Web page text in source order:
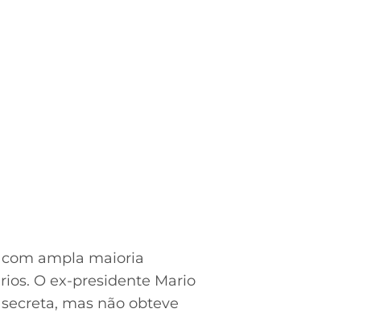
ampla maioria
O ex-presidente Mario
mas não obteve